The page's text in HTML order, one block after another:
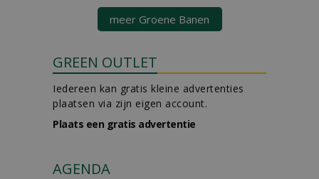
meer Groene Banen
GREEN OUTLET
Iedereen kan gratis kleine advertenties
plaatsen via zijn eigen account.
Plaats een gratis advertentie
AGENDA